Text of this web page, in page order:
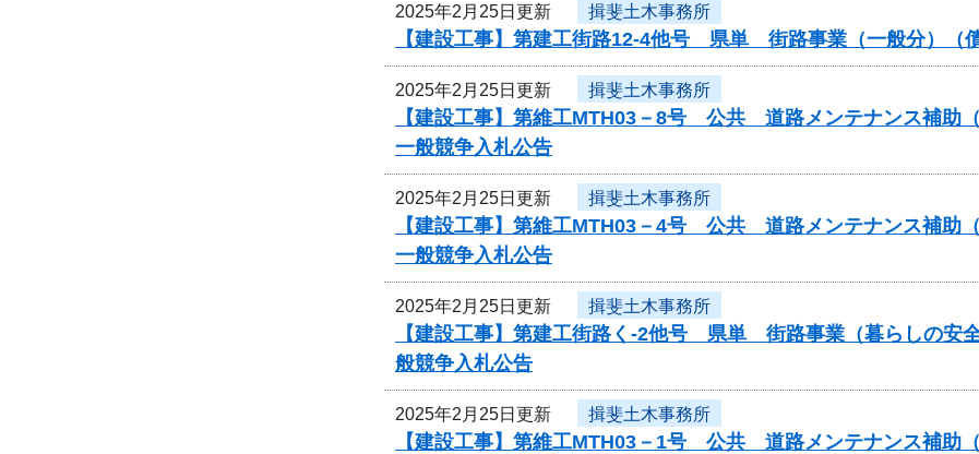
2025年2月25日更新 揖斐土木事務所
【建設工事】第建工街路12-4他号 県単 街路事業（一般分）（
2025年2月25日更新 揖斐土木事務所
【建設工事】第維工MTH03－8号 公共 道路メンテナンス補助
一般競争入札公告
2025年2月25日更新 揖斐土木事務所
【建設工事】第維工MTH03－4号 公共 道路メンテナンス補助
一般競争入札公告
2025年2月25日更新 揖斐土木事務所
【建設工事】第建工街路く-2他号 県単 街路事業（暮らしの安
般競争入札公告
2025年2月25日更新 揖斐土木事務所
【建設工事】第維工MTH03－1号 公共 道路メンテナンス補助